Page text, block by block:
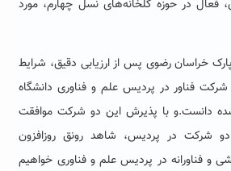
فعال در حوزه گلخانه‌های نسل چهارم، مورد
خراسان رضوی پس از ارزیابی دقیق، شرایط
فناور در پردیس علم و فناوری دانشگاه
شده دانست.و با پذیرش این دو شرکت موافقت
دو شرکت در پردیس، شاهد رونق روزافزون
و فناورانه در پردیس علم و فناوری خواهیم